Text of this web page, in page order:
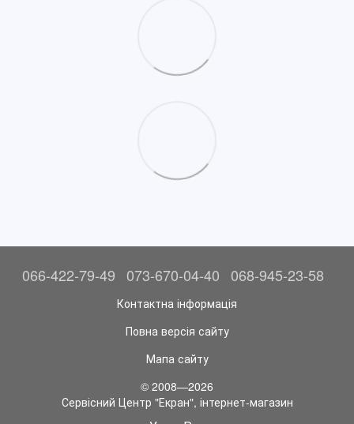
066-422-79-49 073-670-04-40 068-945-23-58
Контактна інформація
Повна версія сайту
Мапа сайту
© 2008—2026
Сервісний Центр "Екран", інтернет-магазин